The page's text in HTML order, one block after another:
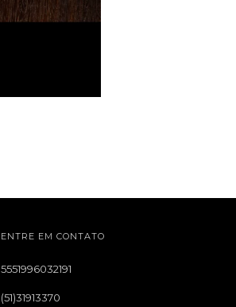
ENTRE EM CONTATO
5551996032191
(51)31913370